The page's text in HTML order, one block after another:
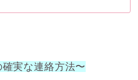
実な連絡方法〜